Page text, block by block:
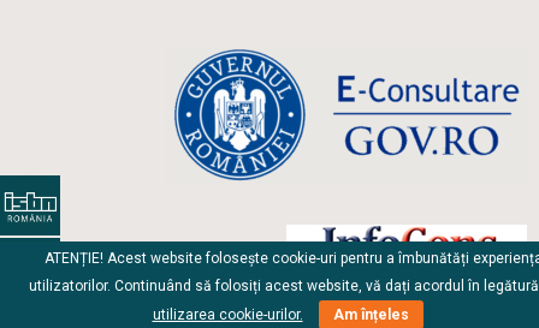
ATENȚIE! Acest website folosește cookie-uri pentru a îmbunătăți
utilizatorilor. Continuând să folosiți acest website, vă dați acordul în
utilizarea cookie-urilor.
Am înțeles